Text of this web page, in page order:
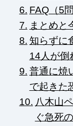
FAQ（5問
まとめと
知らずに
14人が倒
普通に焼
で起きた
八木山
ぐ急死